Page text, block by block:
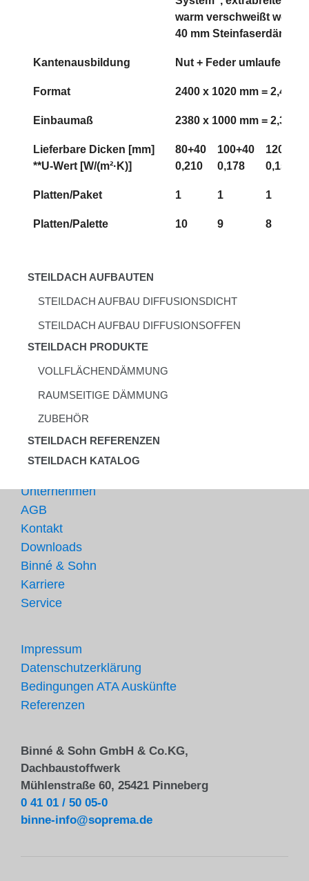
warm verschweißt
40 mm
Kantenausbildung Nut + Feder umlaufend
Format 2400 x 1020 mm = 2,44 m²
Einbaumaß 2380 x 1000 mm = 2,38 m²
Lieferbare Dicken [mm]
**U-Wert [W/(m²·K)]
80+40
0,210
100+40
0,178
120+40
0,154
Platten/Paket 1 1 1
Platten/Palette 10 9 8
STEILDACH AUFBAUTEN
STEILDACH AUFBAU DIFFUSIONSDICHT
STEILDACH AUFBAU DIFFUSIONSOFFEN
STEILDACH PRODUKTE
VOLLFLÄCHENDÄMMUNG
RAUMSEITIGE DÄMMUNG
ZUBEHÖR
STEILDACH REFERENZEN
STEILDACH KATALOG
Unternehmen
AGB
Kontakt
Downloads
Binné & Sohn
Karriere
Service
Impressum
Datenschutzerklärung
Bedingungen ATA Auskünfte
Referenzen
Binné & Sohn GmbH & Co.KG,
Dachbaustoffwerk
Mühlenstraße 60, 25421 Pinneberg
0 41 01 / 50 05-0
binne-info@soprema.de